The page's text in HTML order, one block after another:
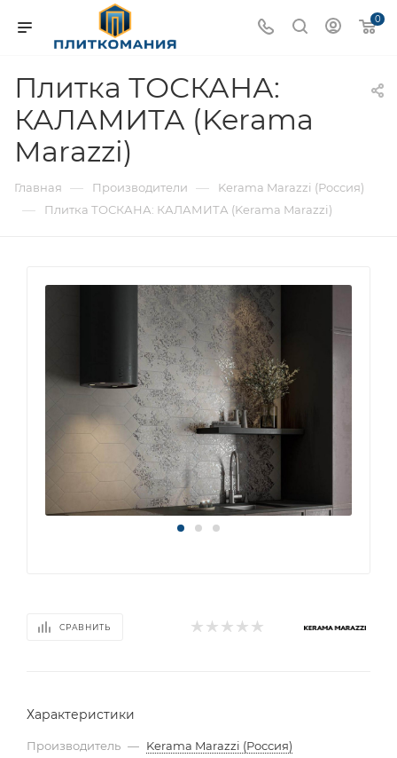
0
Плитка ТОСКАНА:
КАЛАМИТА (Kerama
Marazzi)
Главная — Производители — Kerama Marazzi (Россия)
— Плитка ТОСКАНА: КАЛАМИТА (Kerama Marazzi)
СРАВНИТЬ
Характеристики
Производитель — Kerama Marazzi (Россия)